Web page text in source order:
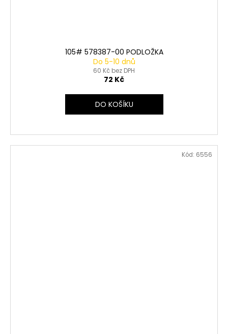
105# 578387-00 PODLOŽKA
Do 5-10 dnů
60 Kč bez DPH
72 Kč
DO KOŠÍKU
Kód: 6556